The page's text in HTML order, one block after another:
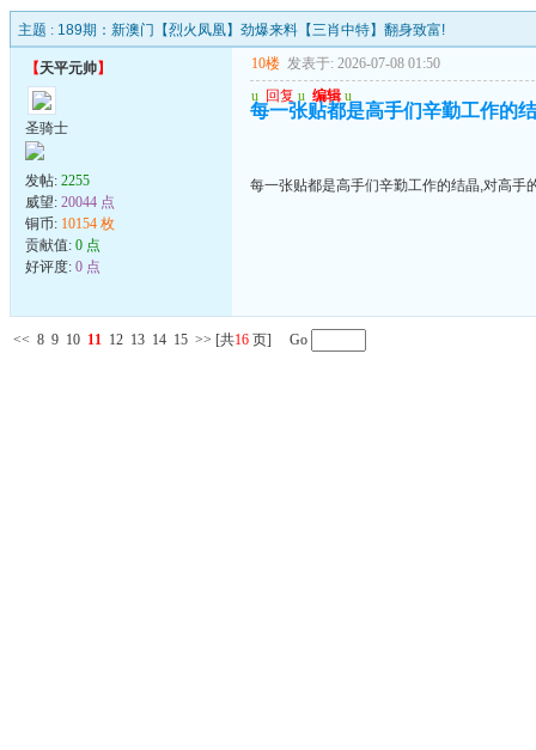
主题 : 189期：新澳门【烈火凤凰】劲爆来料【三肖中特】翻身致富!
【天平元帅】
圣骑士
发帖: 2255
威望: 20044 点
铜币: 10154 枚
贡献值: 0 点
好评度: 0 点
10楼 发表于: 2026-07-08 01:50
u 回复 u 编辑 u
每一张贴都是高手们辛勤工作的
每一张贴都是高手们辛勤工作的结晶,对高手
<< 8 9 10 11 12 13 14 15 >> [共16 页] Go